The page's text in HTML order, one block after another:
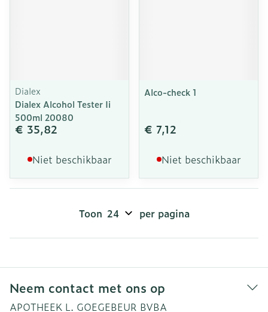
Dialex
Dialex Alcohol Tester Ii
500ml 20080
€ 35,82
Niet beschikbaar
Alco-check 1
€ 7,12
Niet beschikbaar
Toon per pagina
Neem contact met ons op
APOTHEEK L. GOEGEBEUR BVBA